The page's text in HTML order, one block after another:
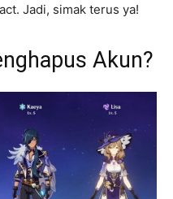
Jadi, simak terus ya!
Akun?